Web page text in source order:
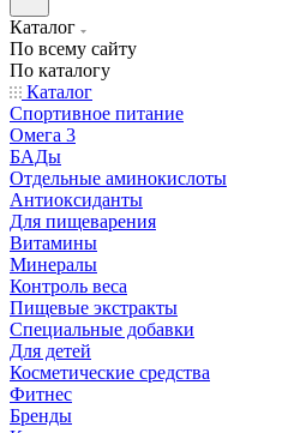
Каталог
По всему сайту
По каталогу
Каталог
Спортивное питание
Омега 3
БАДы
Отдельные аминокислоты
Антиоксиданты
Для пищеварения
Витамины
Минералы
Контроль веса
Пищевые экстракты
Специальные добавки
Для детей
Косметические средства
Фитнес
Бренды